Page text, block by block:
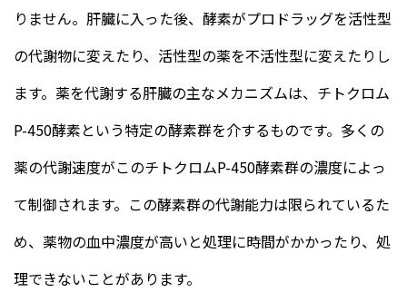
りません。肝臓に入った後、酵素がプロドラッグを活性型
の代謝物に変えたり、活性型の薬を不活性型に変えたりし
ます。薬を代謝する肝臓の主なメカニズムは、チトクロム
P-450酵素という特定の酵素群を介するものです。多くの
薬の代謝速度がこのチトクロムP-450酵素群の濃度によっ
て制御されます。この酵素群の代謝能力は限られているた
め、薬物の血中濃度が高いと処理に時間がかかったり、処
理できないことがあります。